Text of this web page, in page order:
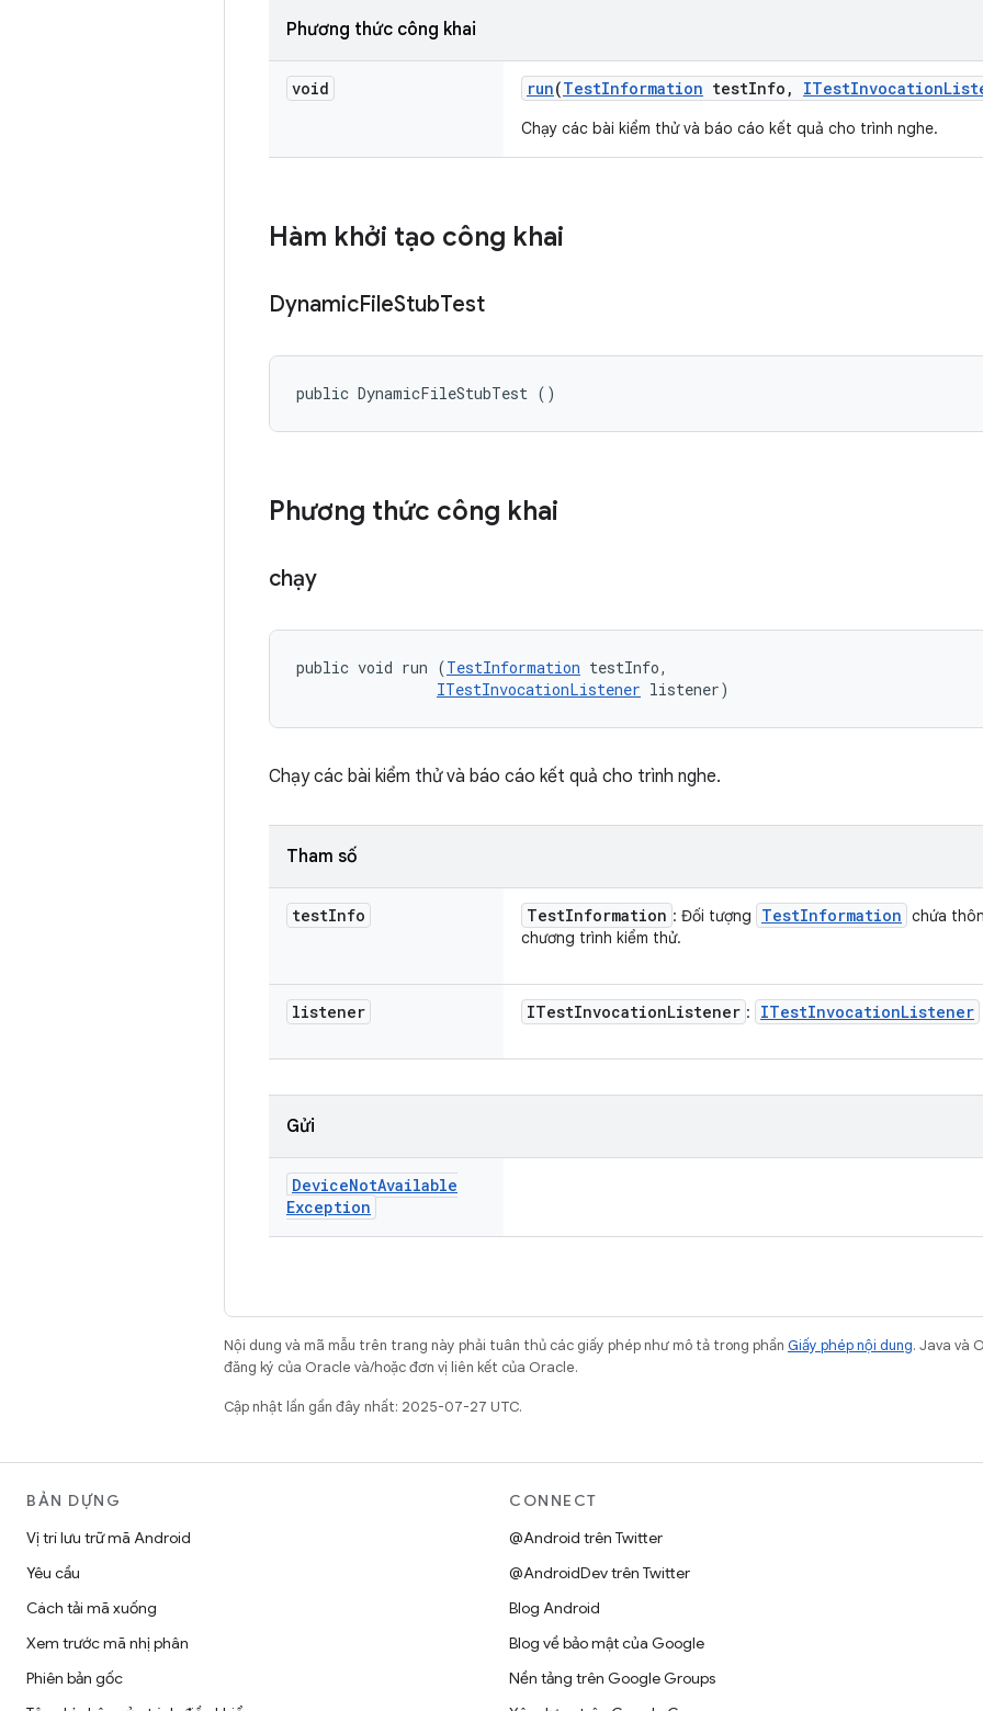
Phương thức công khai
void run(TestInformation testInfo , ITestInvocation
Chạy các bài kiểm thử và báo cáo kết quả cho trình nghe.
Hàm khởi tạo công khai
DynamicFileStubTest
public DynamicFileStubTest ()
Phương thức công khai
chạy
public void run (TestInformation testInfo,
ITestInvocationListener listener)
Chạy các bài kiểm thử và báo cáo kết quả cho trình nghe.
Tham số
testInfo TestInformation : Đối tượng TestInformation chứa
chương trình kiểm thử.
listener ITestInvocationListener : ITestInvocationListener
Gửi
DeviceNotAvailable
Exception
Nội dung và mã mẫu trên trang này phải tuân thủ các giấy phép như mô tả trong phần Giấy phép nội dung. Java và
đăng ký của Oracle và/hoặc đơn vị liên kết của Oracle.
Cập nhật lần gần đây nhất: 2025-07-27 UTC.
BẢN DỰNG
Vị trí lưu trữ mã Android
Yêu cầu
Cách tải mã xuống
Xem trước mã nhị phân
Phiên bản gốc
CONNECT
@Android trên Twitter
@AndroidDev trên Twitter
Blog Android
Blog về bảo mật của Google
Nền tảng trên Google Groups